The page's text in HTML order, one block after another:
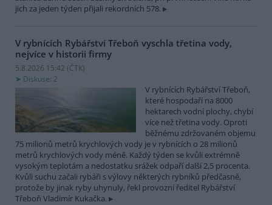
jich za jeden týden přijali rekordních 578.
V rybnících Rybářství Třeboň vyschla třetina vody,
nejvíce v historii firmy
5.8.2026 15:42 (ČTK)
Diskuse: 2
V rybnících Rybářství Třeboň,
které hospodaří na 8000
hektarech vodní plochy, chybí
více než třetina vody. Oproti
běžnému zdržovaném objemu
75 milionů metrů krychlových vody je v rybnících o 28 milionů
metrů krychlových vody méně. Každý týden se kvůli extrémně
vysokým teplotám a nedostatku srážek odpaří další 2,5 procenta.
Kvůli suchu začali rybáři s výlovy některých rybníků předčasně,
protože by jinak ryby uhynuly, řekl provozní ředitel Rybářství
Třeboň Vladimír Kukačka.